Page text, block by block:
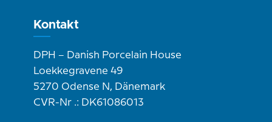
Kontakt
DPH – Danish Porcelain House
Loekkegravene 49
5270 Odense N, Dänemark
CVR-Nr .: DK61086013